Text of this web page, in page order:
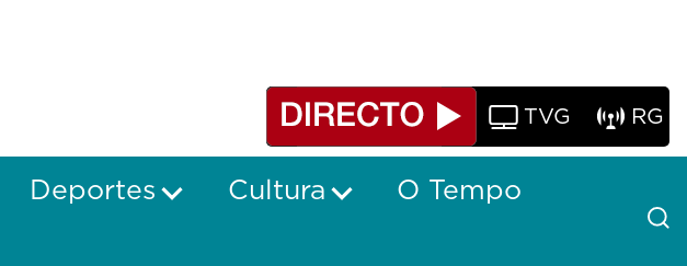
TVG RG
Deportes Cultura
O Tempo